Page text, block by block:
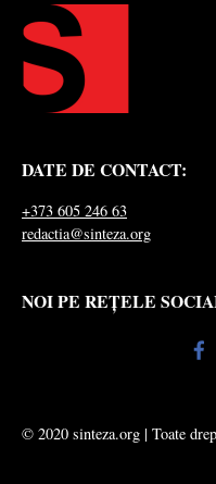
DATE DE CONTACT:
+373 605 246 63
redactia@sinteza.org
NOI PE REȚELE
© 2020 sinteza.org | Toate